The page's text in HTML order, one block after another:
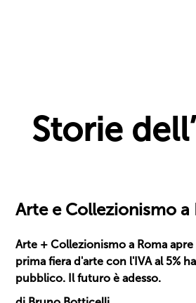
Storie
Arte e Collezionismo a
Arte + Collezionismo a Roma
prima fiera d'arte con l'IVA al 5%
pubblico. Il futuro è adesso.